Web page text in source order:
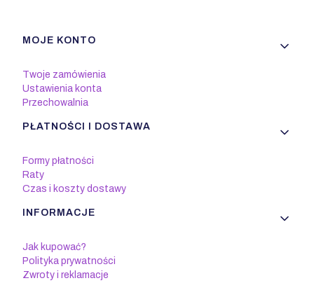
Linki w stopce
MOJE KONTO
Twoje zamówienia
Ustawienia konta
Przechowalnia
PŁATNOŚCI I DOSTAWA
Formy płatności
Raty
Czas i koszty dostawy
INFORMACJE
Jak kupować?
Polityka prywatności
Zwroty i reklamacje